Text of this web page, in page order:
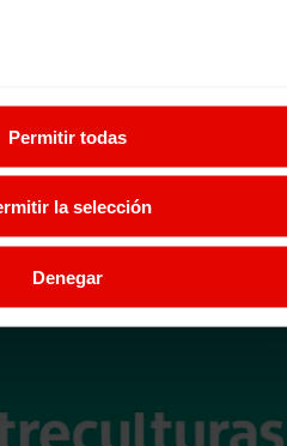
Permitir todas
la selección
Denegar
y actividades basadas en la